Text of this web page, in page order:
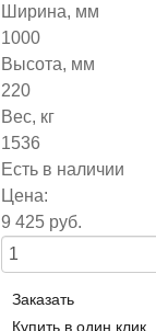
Ширина, мм
1000
Высота, мм
220
Вес, кг
1536
Есть в наличии
Цена:
9 425 руб.
Заказать
Купить в один клик